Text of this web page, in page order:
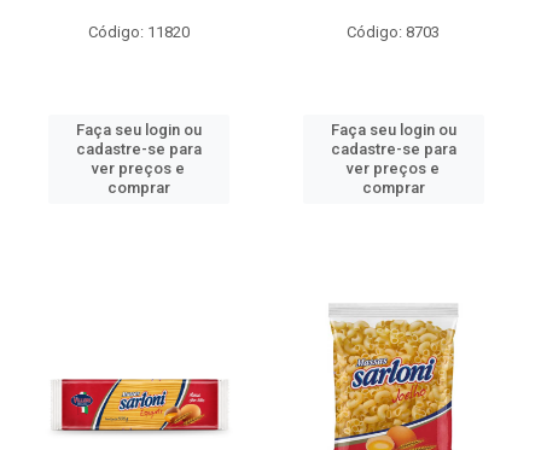
Código: 11820
Faça seu login ou
cadastre-se para
ver preços e
comprar
Código: 8703
Faça seu login ou
cadastre-se para
ver preços e
comprar